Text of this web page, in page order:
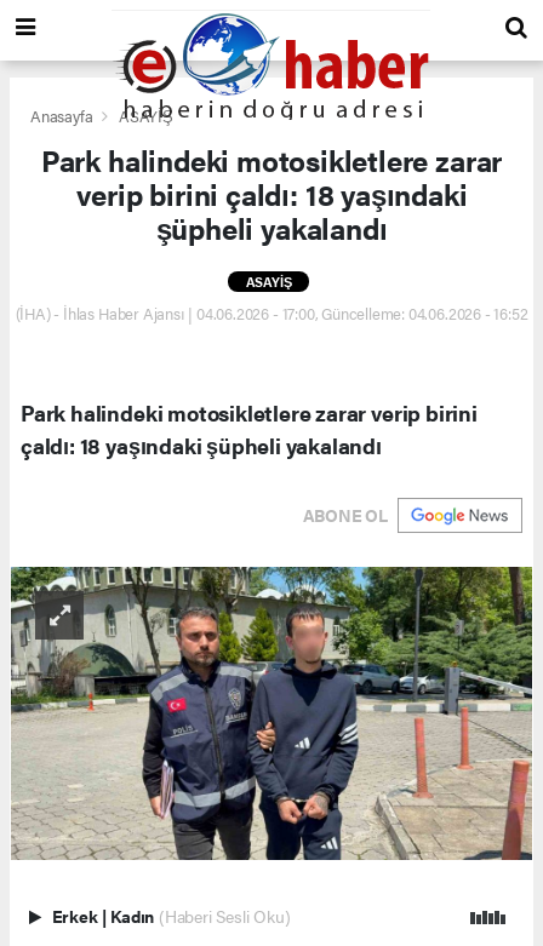
Anasayfa ASAYİŞ
Park halindeki motosikletlere zarar
verip birini çaldı: 18 yaşındaki
şüpheli yakalandı
ASAYİŞ
(İHA) - İhlas Haber Ajansı | 04.06.2026 - 17:00, Güncelleme: 04.06.2026 - 16:52
Park halindeki motosikletlere zarar verip birini
çaldı: 18 yaşındaki şüpheli yakalandı
ABONE OL
Erkek | Kadın (Haberi Sesli Oku)